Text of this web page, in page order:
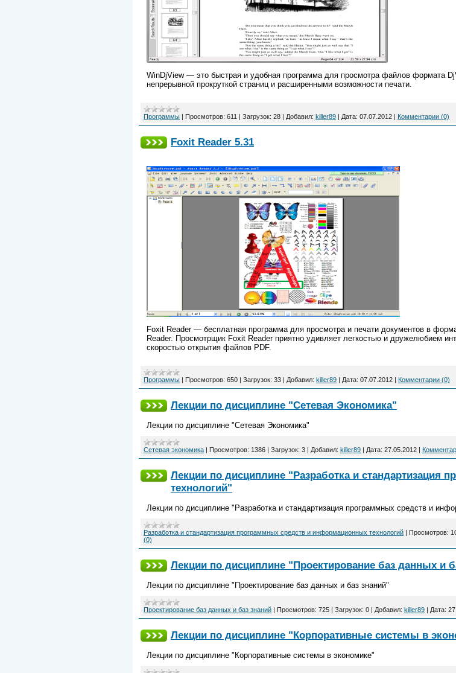
WinDjView — это быстрая и удобная программа для просмотра файлов формата
непрерывной прокруткой страниц и расширенными возможности печати.
Программы Просмотров: 611 Загрузок: 28 Добавил: killer89 Дата: 07.07.2012 Комментарии (0)
Foxit Reader 5.31
Foxit Reader — бесплатная программа для просмотра и печати документов в
Reader. Просмотрщик Foxit Reader приятно удивляет легкостью и дружелюбием
скоростью открытия файлов PDF.
Программы Просмотров: 650 Загрузок: 33 Добавил: killer89 Дата: 07.07.2012 Комментарии (0)
Лекции по дисциплине "Сетевая Экономика"
Лекции по дисциплине "Сетевая Экономика"
Сетевая экономика Просмотров: 1386 Загрузок: 3 Добавил: killer89 Дата: 27.05.2012
Лекции по дисциплине "Разработка и стандартизация
технологий"
Лекции по дисциплине "Разработка и стандартизация программных средств и
Разработка и стандартизация программных средств и информационных технологий Просмотров:
(0)
Лекции по дисциплине "Проектирование баз данных и
Лекции по дисциплине "Проектирование баз данных и баз знаний"
Проектирование баз данных и баз знаний Просмотров: 725 Загрузок: 0 Добавил: killer89 Дата:
Лекции по дисциплине "Корпоративные системы в
Лекции по дисциплине "Корпоративные системы в экономике"